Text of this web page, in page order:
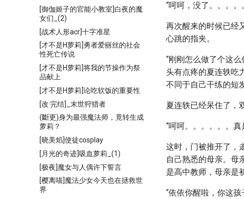
[御伽姬子的官能小教室]白夜的魔
女们_(2)
[战术人形acr]十字准星
[才不是H萝莉]勇者爱丽丝的社会
性死亡传说
[才不是H萝莉]将我的节操作为祭
品献上
[才不是H萝莉]论吃软饭的重要性
[改·完结]_末世狩猎者
(斷更)身为最强魔法师，竟转生成
萝莉？
[晓美焰]使徒cosplay
[月光的奇迹]吸血萝莉_(1)
[极夜]魔女与人偶许下誓言
[樱离喵]魔法少女今天也在拯救世
界
“呵呵，没了。。。。
再次醒来的时候已经
心跳的指夹。
“刚刚怎么做了个这
头有点疼的夏连轶吃
不同于自己干练的短
夏连轶已经呆住了，
“呵呵。。。。。。
这时，门被推开了，
自己熟悉的母亲。母
是高中教师，母亲是
“依依你醒啦，你这